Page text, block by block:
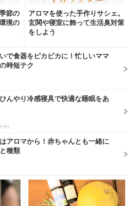
節の
境の
アロマを使った手作りサシェ。
玄関や寝室に飾って生活臭対策
をしよう
で食器をピカピカに！忙しいママ
時短テク
ひんやり冷感寝具で快適な睡眠をあ
ザ)
アロマから！赤ちゃんとも一緒に
種類